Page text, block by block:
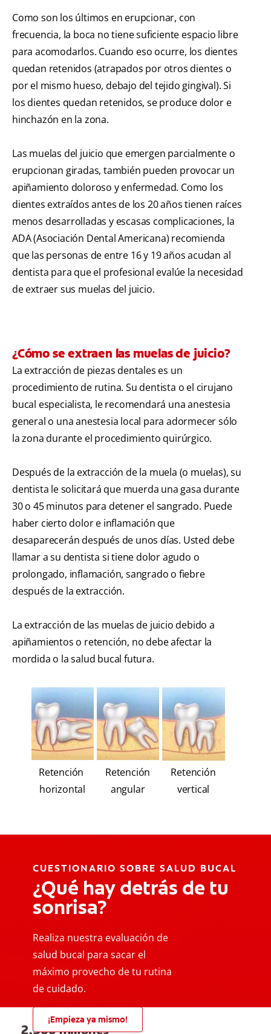
Como son los últimos en erupcionar, con
frecuencia, la boca no tiene suficiente espacio libre
para acomodarlos. Cuando eso ocurre, los dientes
quedan retenidos (atrapados por otros dientes o
por el mismo hueso, debajo del tejido gingival). Si
los dientes quedan retenidos, se produce dolor e
hinchazón en la zona.
Las muelas del juicio que emergen parcialmente o
erupcionan giradas, también pueden provocar un
apiñamiento doloroso y enfermedad. Como los
dientes extraídos antes de los 20 años tienen raíces
menos desarrolladas y escasas complicaciones, la
ADA (Asociación Dental Americana) recomienda
que las personas de entre 16 y 19 años acudan al
dentista para que el profesional evalúe la necesidad
de extraer sus muelas del juicio.
¿Cómo se extraen las muelas de juicio?
La extracción de piezas dentales es un
procedimiento de rutina. Su dentista o el cirujano
bucal especialista, le recomendará una anestesia
general o una anestesia local para adormecer sólo
la zona durante el procedimiento quirúrgico.
Después de la extracción de la muela (o muelas), su
dentista le solicitará que muerda una gasa durante
30 o 45 minutos para detener el sangrado. Puede
haber cierto dolor e inflamación que
desaparecerán después de unos días. Usted debe
llamar a su dentista si tiene dolor agudo o
prolongado, inflamación, sangrado o fiebre
después de la extracción.
La extracción de las muelas de juicio debido a
apiñamientos o retención, no debe afectar la
mordida o la salud bucal futura.
Retención
horizontal
Retención
angular
Retención
vertical
CUESTIONARIO SOBRE SALUD BUCAL
¿Qué hay detrás de tu
sonrisa?
Realiza nuestra evaluación de
salud bucal para sacar el
máximo provecho de tu rutina
de cuidado.
¡Empieza ya mismo!